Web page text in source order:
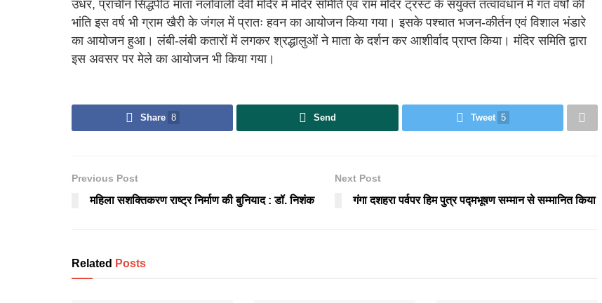
उधर, प्राचीन सिद्धपीठ माता नलोवाली देवी मंदिर में मंदिर समिति एवं राम मंदिर ट्रस्ट के संयुक्त तत्वावधान में गत वर्षों की
भांति इस वर्ष भी ग्राम खैरी के जंगल में प्रातः हवन का आयोजन किया गया। इसके पश्चात भजन-कीर्तन एवं विशाल भंडारे
का आयोजन हुआ। लंबी-लंबी कतारों में लगकर श्रद्धालुओं ने माता के दर्शन कर आशीर्वाद प्राप्त किया। मंदिर समिति द्वारा
इस अवसर पर मेले का आयोजन भी किया गया।
Share 8 Send Tweet 5
Previous Post
महिला सशक्तिकरण राष्ट्र निर्माण की बुनियाद : डॉ. निशंक
Next Post
गंगा दशहरा पर्वपर हिम पुत्र पद्मभूषण सम्मान से सम्मानित किया
Related Posts